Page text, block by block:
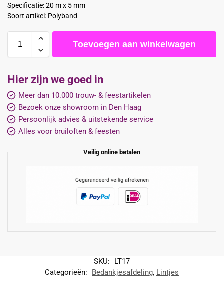
Specificatie: 20 m x 5 mm
Soort artikel: Polyband
Toevoegen aan winkelwagen
Hier zijn we goed in
Meer dan 10.000 trouw- & feestartikelen
Bezoek onze showroom in Den Haag
Persoonlijk advies & uitstekende service
Alles voor bruiloften & feesten
Veilig online betalen
SKU:
LT17
Categorieën:
Bedankjesafdeling, Lintjes